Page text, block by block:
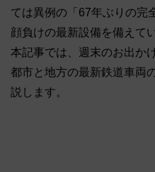
ては異例の「67年ぶりの完
顔負けの最新設備を備えて
本記事では、週末のお出か
都市と地方の最新鉄道車両
説します。